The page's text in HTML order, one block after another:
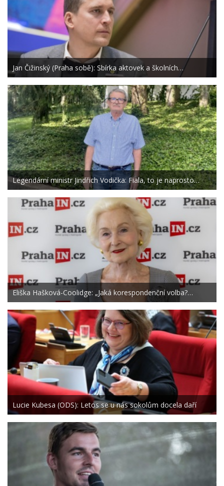
Jan Čižinský (Praha sobě): Sbírka aktovek a školních…
Legendární ministr Jindřich Vodička: Fiala, to je naprosto…
Eliška Hašková-Coolidge: „Jaká korespondenční volba?…
Lucie Kubesa (ODS): Letos se u nás sokolům docela daří